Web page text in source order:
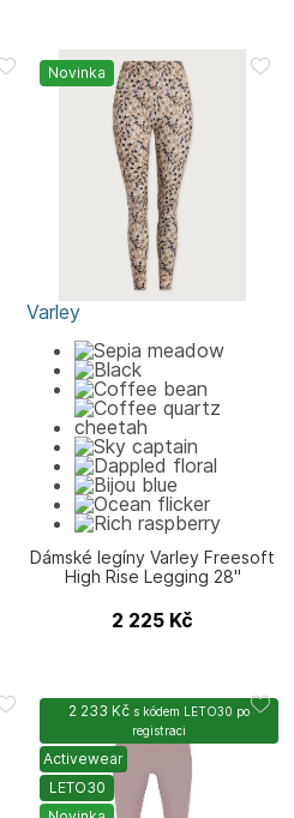
Novinka
Varley
Dámské legíny Varley Freesoft
High Rise Legging 28"
2 225 Kč
2 233 Kč s kódem LETO30 po
registraci
Activewear
LETO30